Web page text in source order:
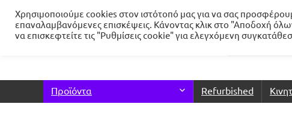
Προϊόντα Refurbished
Χρησιμοποιούμε cookies στον ιστότοπό μας για να σας
επαναλαμβανόμενες επισκέψεις. Κάνοντας κλικ στο "Αποδοχή
να επισκεφτείτε τις "Ρυθμίσεις cookie" για ελεγχόμενη